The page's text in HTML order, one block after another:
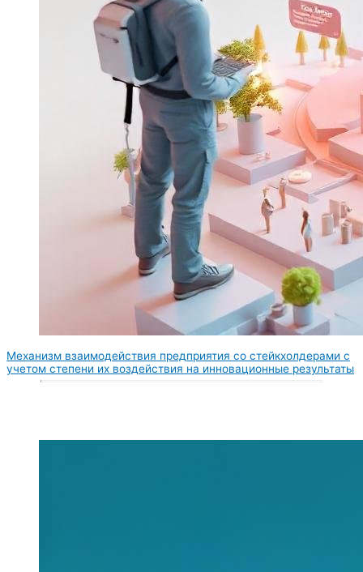
Механизм взаимодействия предприятия со стейкхолдерами с
учетом степени их воздействия на инновационные результаты